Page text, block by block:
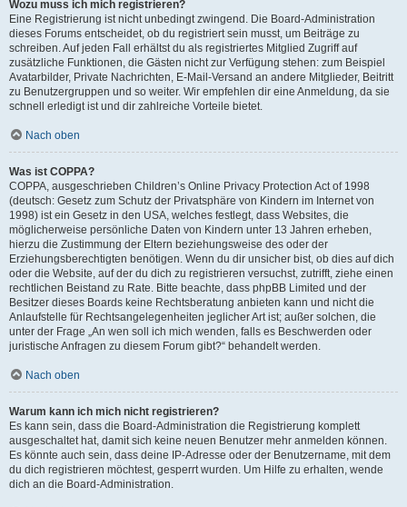
Wozu muss ich mich registrieren?
Eine Registrierung ist nicht unbedingt zwingend. Die Board-Administration
dieses Forums entscheidet, ob du registriert sein musst, um Beiträge zu
schreiben. Auf jeden Fall erhältst du als registriertes Mitglied Zugriff auf
zusätzliche Funktionen, die Gästen nicht zur Verfügung stehen: zum Beispiel
Avatarbilder, Private Nachrichten, E-Mail-Versand an andere Mitglieder, Beitritt
zu Benutzergruppen und so weiter. Wir empfehlen dir eine Anmeldung, da sie
schnell erledigt ist und dir zahlreiche Vorteile bietet.
Nach oben
Was ist COPPA?
COPPA, ausgeschrieben Children’s Online Privacy Protection Act of 1998
(deutsch: Gesetz zum Schutz der Privatsphäre von Kindern im Internet von
1998) ist ein Gesetz in den USA, welches festlegt, dass Websites, die
möglicherweise persönliche Daten von Kindern unter 13 Jahren erheben,
hierzu die Zustimmung der Eltern beziehungsweise des oder der
Erziehungsberechtigten benötigen. Wenn du dir unsicher bist, ob dies auf dich
oder die Website, auf der du dich zu registrieren versuchst, zutrifft, ziehe einen
rechtlichen Beistand zu Rate. Bitte beachte, dass phpBB Limited und der
Besitzer dieses Boards keine Rechtsberatung anbieten kann und nicht die
Anlaufstelle für Rechtsangelegenheiten jeglicher Art ist; außer solchen, die
unter der Frage „An wen soll ich mich wenden, falls es Beschwerden oder
juristische Anfragen zu diesem Forum gibt?“ behandelt werden.
Nach oben
Warum kann ich mich nicht registrieren?
Es kann sein, dass die Board-Administration die Registrierung komplett
ausgeschaltet hat, damit sich keine neuen Benutzer mehr anmelden können.
Es könnte auch sein, dass deine IP-Adresse oder der Benutzername, mit dem
du dich registrieren möchtest, gesperrt wurden. Um Hilfe zu erhalten, wende
dich an die Board-Administration.